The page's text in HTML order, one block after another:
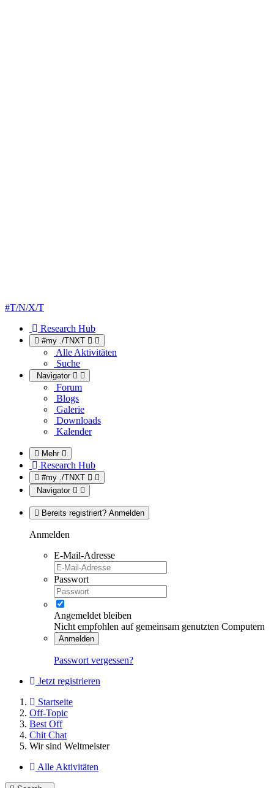
#T/N/X/T
Research Hub
#my ./TNXT
Alle Aktivitäten
Suche
Navigator
Forum
Blogs
Galerie
Downloads
Kalender
Mehr
Research Hub
#my ./TNXT
Navigator
Bereits registriert? Anmelden
Anmelden
E-Mail-Adresse
Passwort
Angemeldet bleiben
Nicht empfohlen auf gemeinsam genutzten Computern
Anmelden
Passwort vergessen?
Jetzt registrieren
Startseite
Off-Topic
Best Off
Chit Chat
Wir sind Weltmeister
Alle Aktivitäten